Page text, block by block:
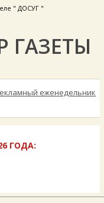
" ДОСУГ "
ГАЗЕТЫ
ГОДА: